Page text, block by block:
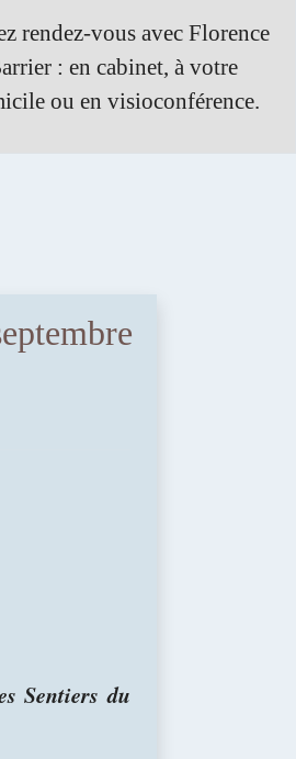
rendez-vous avec Florence
: en cabinet, à votre
ou en visioconférence.
Sentiers du